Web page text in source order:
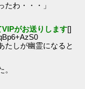
たわ・・・」
がお送りします[]
たしが幽霊になると